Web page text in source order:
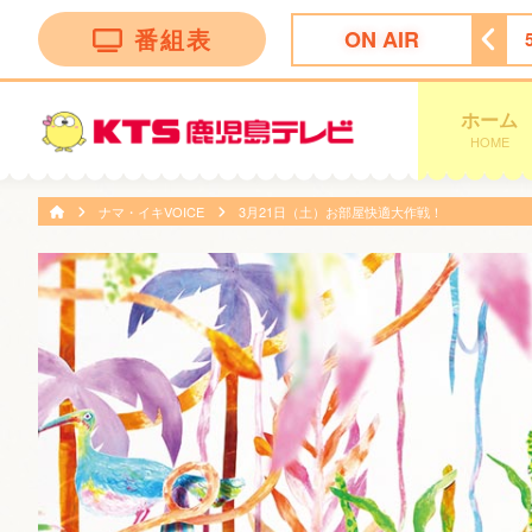
番組表 ON AIR
ピング 4:55 ビタブリッドジャパンテレビショッピング
ホーム
HOME
ナマ・イキVOICE 3月21日（土）お部屋快適大作戦！